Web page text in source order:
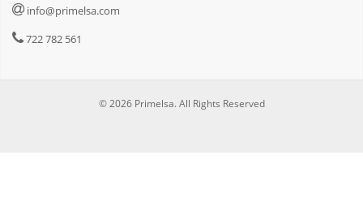
info@primelsa.com
722 782 561
© 2026 Primelsa. All Rights Reserved